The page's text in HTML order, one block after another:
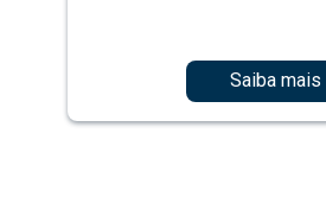
Saiba mais